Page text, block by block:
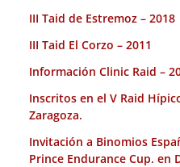
III Taid de Estremoz – 2018
III Taid El Corzo – 2011
Información Clinic Raid –
Inscritos en el V Raid
Zaragoza.
Invitación a Binomios
Prince Endurance Cup. en